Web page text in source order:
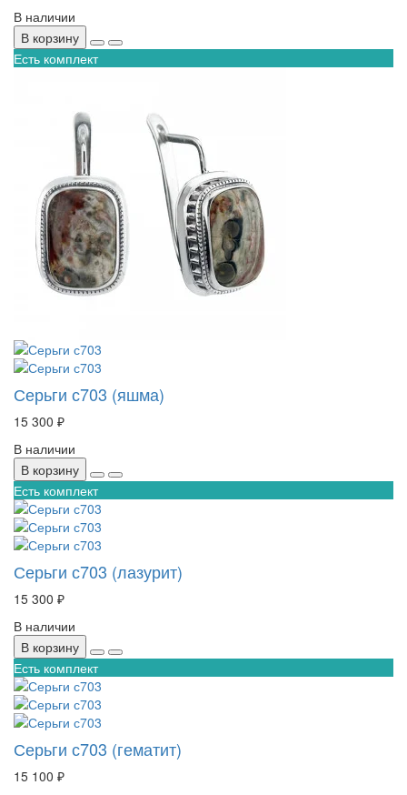
В наличии
В корзину
Есть комплект
Серьги с703 (яшма)
15 300 ₽
В наличии
В корзину
Есть комплект
Серьги с703 (лазурит)
15 300 ₽
В наличии
В корзину
Есть комплект
Серьги с703 (гематит)
15 100 ₽